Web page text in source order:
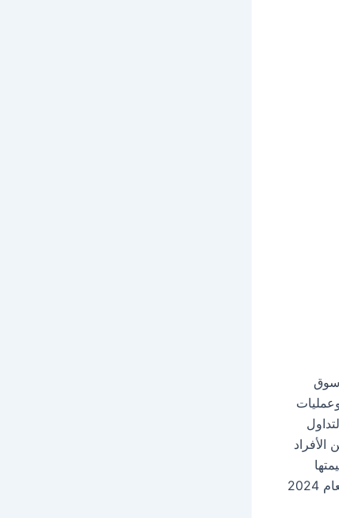
سوق
وسعرها، ومن خلال هذا المقال سوف نوضح لكم أسعار مجموعة من الطوابع القديمة لعام 2024